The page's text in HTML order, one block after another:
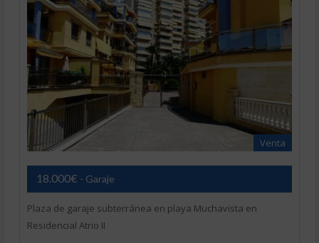
Venta
18.000€ - Garaje
Plaza de garaje subterránea en playa Muchavista en
Residencial Atrio II